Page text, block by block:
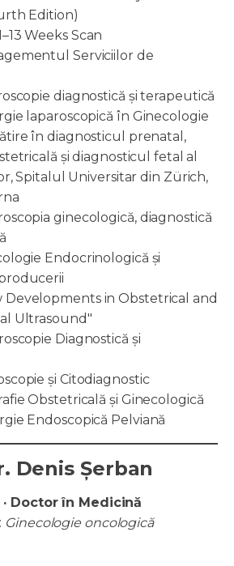
Edition)
Weeks Scan
Serviciilor de
diagnostică și terapeutică
laparoscopică în Ginecologie
în diagnosticul prenatal,
și diagnosticul fetal al
Spitalul Universitar din Zürich,
ginecologică, diagnostică
Endocrinologică și
Developments in Obstetrical and
Ultrasound"
Diagnostică și
și Citodiagnostic
Obstetricală și Ginecologică
Endoscopică Pelviană
Denis Șerban
Doctor în Medicină
Ginecologie oncologică